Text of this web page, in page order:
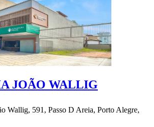
JOÃO WALLIG
Wallig, 591, Passo D Areia, Porto Alegre,